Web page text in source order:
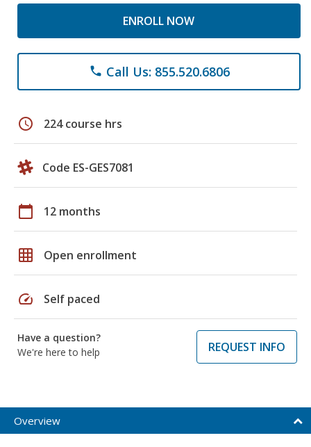
ENROLL NOW
phone Call Us: 855.520.6806
schedule 224 course hrs
Code ES-GES7081
calendar_today 12 months
grid_on Open enrollment
speed Self paced
Have a question?
We're here to help
REQUEST INFO
Overview